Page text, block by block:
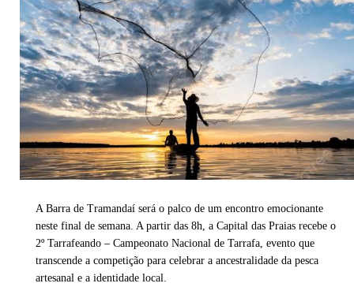
A Barra de Tramandaí será o palco de um encontro emocionante
neste final de semana. A partir das 8h, a Capital das Praias recebe o
2º Tarrafeando – Campeonato Nacional de Tarrafa, evento que
transcende a competição para celebrar a ancestralidade da pesca
artesanal e a identidade local.